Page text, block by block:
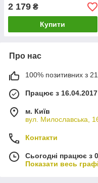
покрытием TiPro Fissman
2 179 ₴
Купити
Про нас
100% позитивних з 21
Працює з 16.04.2017
м. Київ
вул. Милославська,
Контакти
Сьогодні працює з
Показати весь